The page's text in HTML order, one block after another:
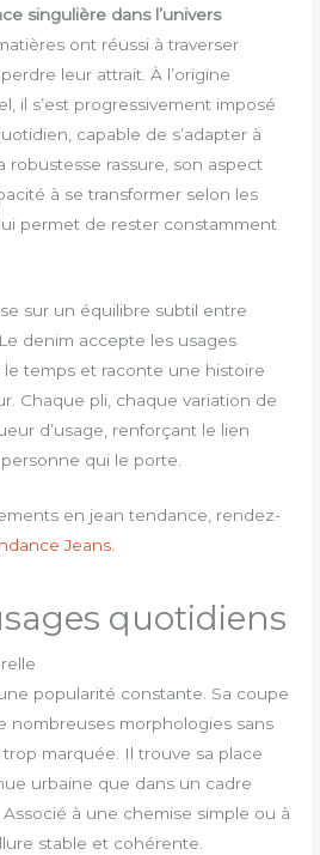
singulière dans l’univers
ont réussi à traverser
leur attrait. À l’origine
il s’est progressivement imposé
capable de s’adapter à
robustesse rassure, son aspect
à se transformer selon les
permet de rester constamment
sur un équilibre subtil entre
denim accepte les usages
temps et raconte une histoire
Chaque pli, chaque variation de
d’usage, renforçant le lien
qui le porte.
en jean tendance, rendez-
Jeans.
quotidiens
popularité constante. Sa coupe
nombreuses morphologies sans
marquée. Il trouve sa place
urbaine que dans un cadre
à une chemise simple ou à
stable et cohérente.